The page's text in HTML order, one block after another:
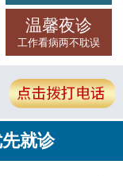
温馨夜诊
工作看病两不耽误
就诊